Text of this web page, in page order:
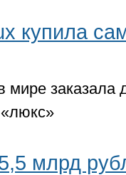
купила
заказала
млрд